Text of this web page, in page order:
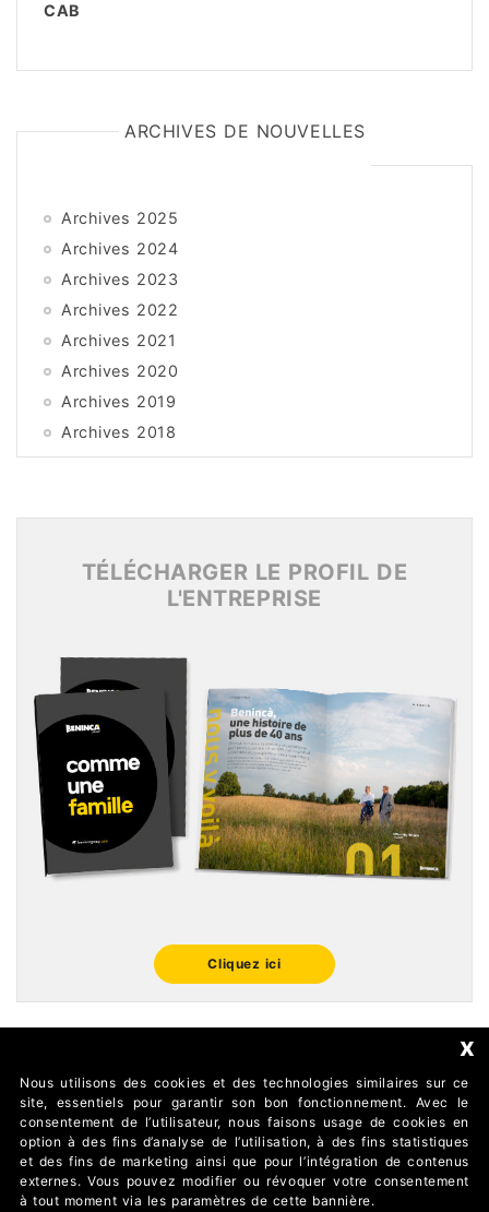
CAB
ARCHIVES DE NOUVELLES
Archives 2025
Archives 2024
Archives 2023
Archives 2022
Archives 2021
Archives 2020
Archives 2019
Archives 2018
Archives 2017
Archives 2015
TÉLÉCHARGER LE PROFIL DE
L'ENTREPRISE
Cliquez ici
FOLLOW US
x
Nous utilisons des cookies et des technologies similaires sur ce
site, essentiels pour garantir son bon fonctionnement. Avec le
consentement de l’utilisateur, nous faisons usage de cookies en
option à des fins d’analyse de l’utilisation, à des fins statistiques
et des fins de marketing ainsi que pour l’intégration de contenus
externes. Vous pouvez modifier ou révoquer votre consentement
à tout moment via les paramètres de cette bannière.